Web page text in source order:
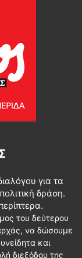
για τα
δράση.
του δεύτερου
να δώσουμε
και
διεξόδου της